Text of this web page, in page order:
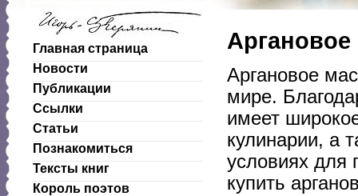
Главная страница
Новости
Публикации
Ссылки
Статьи
Познакомиться
Тексты книг
Король поэтов
Аргановое
мире.
имеет
кулинарии, а
условиях для
купить